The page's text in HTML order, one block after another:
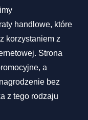
handlowe, które
korzystaniem z
Strona
a
bez
z tego rodzaju